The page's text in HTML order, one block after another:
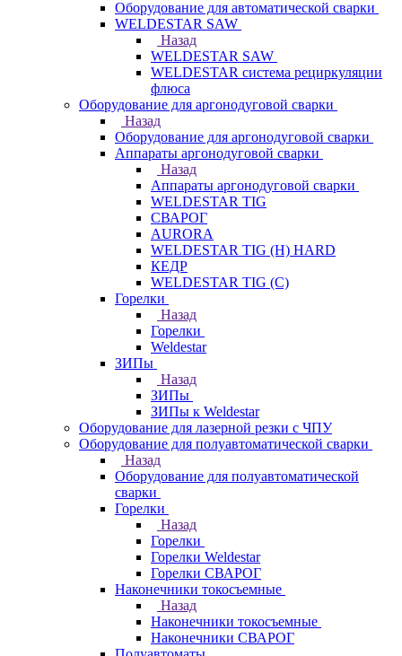
Оборудование для автоматической сварки
WELDESTAR SAW
Назад
WELDESTAR SAW
WELDESTAR система рециркуляции
флюса
Оборудование для аргонодуговой сварки
Назад
Оборудование для аргонодуговой сварки
Аппараты аргонодуговой сварки
Назад
Аппараты аргонодуговой сварки
WELDESTAR TIG
СВАРОГ
AURORA
WELDESTAR TIG (H) HARD
КЕДР
WELDESTAR TIG (С)
Горелки
Назад
Горелки
Weldestar
ЗИПы
Назад
ЗИПы
ЗИПы к Weldestar
Оборудование для лазерной резки с ЧПУ
Оборудование для полуавтоматической сварки
Назад
Оборудование для полуавтоматической
сварки
Горелки
Назад
Горелки
Горелки Weldestar
Горелки СВАРОГ
Наконечники токосъемные
Назад
Наконечники токосъемные
Наконечники СВАРОГ